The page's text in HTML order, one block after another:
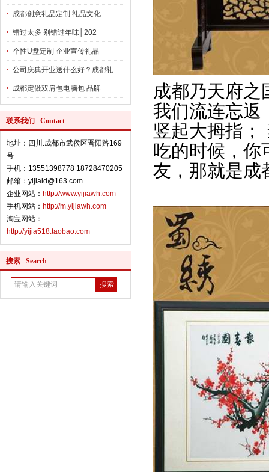
成都创意礼品定制 礼品文化
错过太多 别错过年味│202
个性U盘定制 企业宣传礼品
公司庆典开业送什么好？成都礼
成都定做双肩包电脑包 品牌
联系我们 Contact
地址：四川.成都市武侯区晋阳路169
号
手机：13551398778 18728470205
邮箱：yijiald@163.com
企业网站： http://www.yijiawh.com
手机网站： http://m.yijiawh.com
淘宝网站：
http://yijia518.taobao.com
搜索 Search
成都乃天府之
我们流连忘返
竖起大拇指；
吃的时候，你
友，那就是成